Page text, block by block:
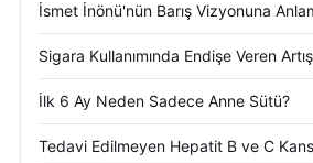
İsmet İnönü'nün Barış Vizyonuna
Sigara Kullanımında Endişe Veren
İlk 6 Ay Neden Sadece Anne Sütü?
Tedavi Edilmeyen Hepatit B ve C